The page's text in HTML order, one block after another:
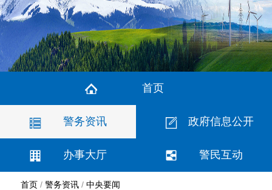
首页
警务资讯 政府信息公开
办事大厅 警民互动
首页 / 警务资讯 / 中央要闻